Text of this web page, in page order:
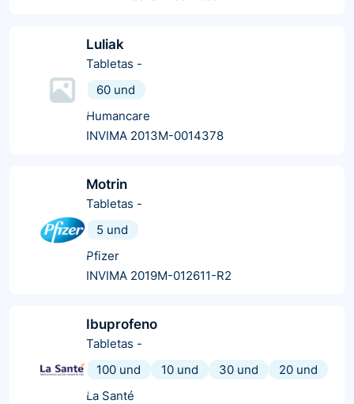
Luliak
Tabletas -
60 und
Humancare
INVIMA 2013M-0014378
Motrin
Tabletas -
5 und
Pfizer
INVIMA 2019M-012611-R2
Ibuprofeno
Tabletas -
100 und
10 und 30 und
20 und
La Santé